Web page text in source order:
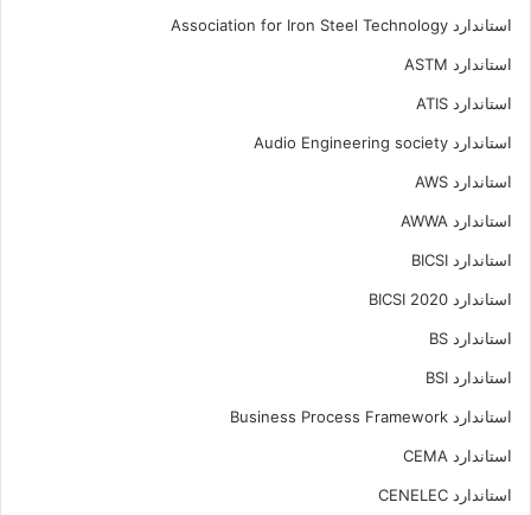
استاندارد Association for Iron Steel Technology
استاندارد ASTM
استاندارد ATIS
استاندارد Audio Engineering society
استاندارد AWS
استاندارد AWWA
استاندارد BICSI
استاندارد BICSI 2020
استاندارد BS
استاندارد BSI
استاندارد Business Process Framework
استاندارد CEMA
استاندارد CENELEC